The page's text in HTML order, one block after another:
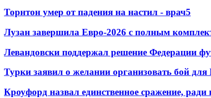
Торнтон умер от падения на настил - врач5
Лузан завершила Евро-2026 с полным
Левандовски поддержал решение Федерации
Турки заявил о желании организовать бой
Кроуфорд назвал единственное сражение, ради